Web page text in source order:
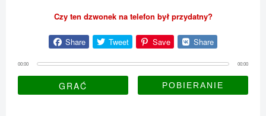
Czy ten dzwonek na telefon był przydatny?
Share Tweet Save Share
00:00 00:00
GRAĆ